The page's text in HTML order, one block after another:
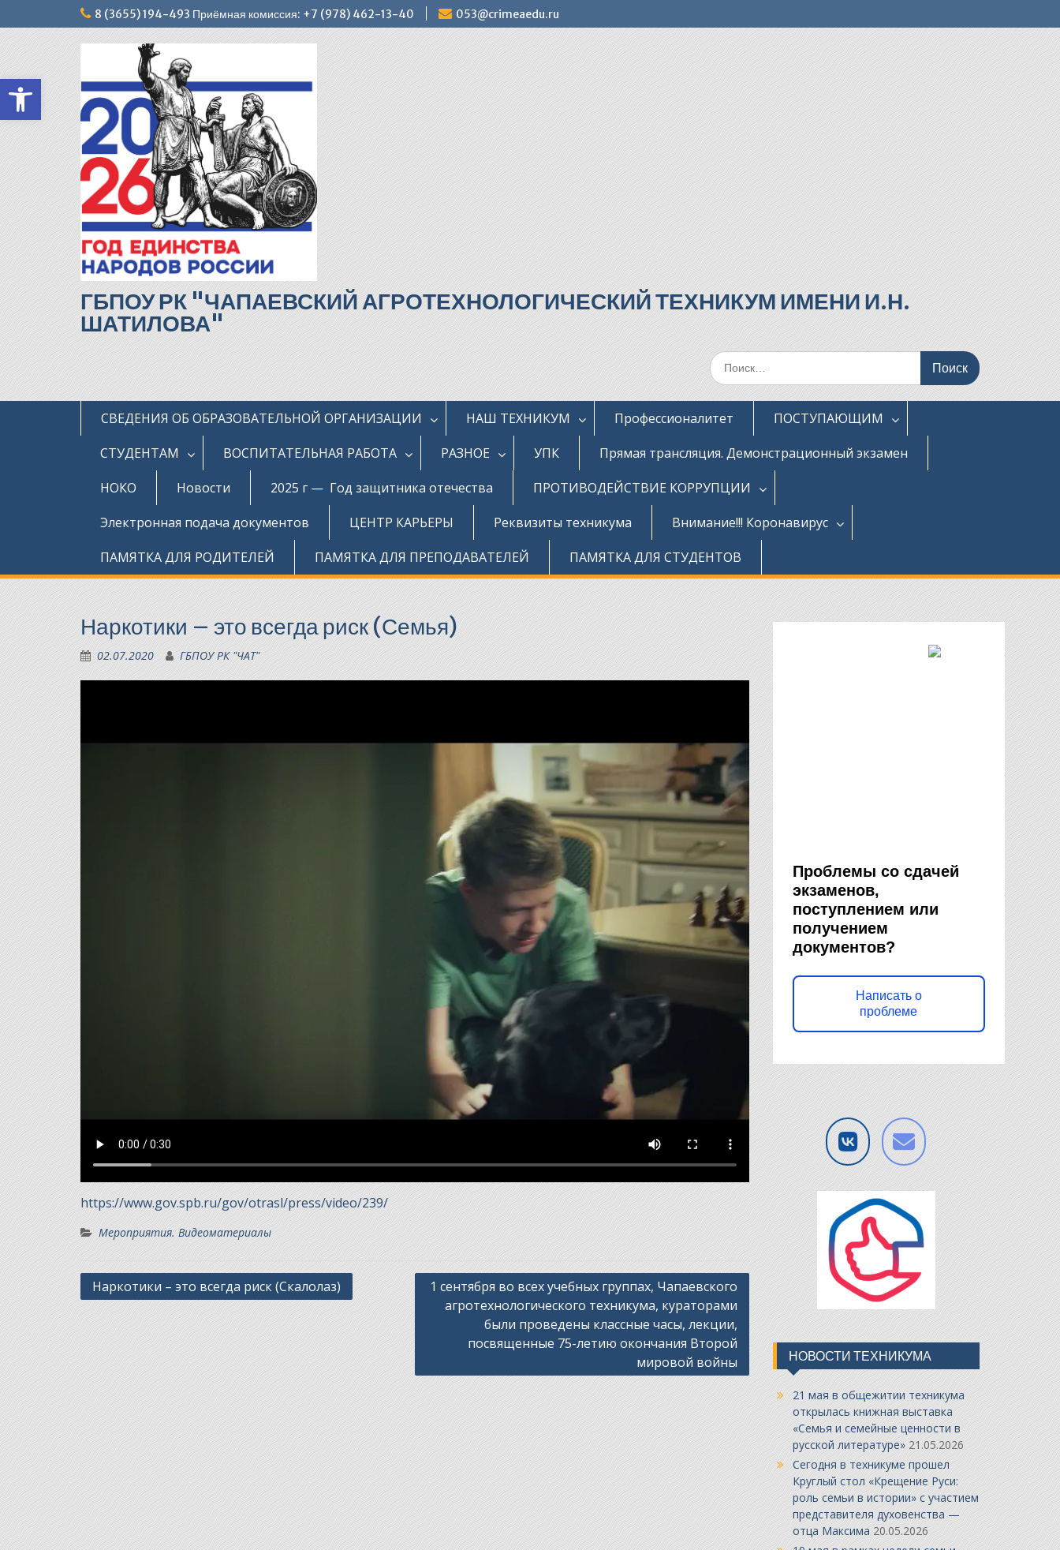
Открыть панель инструментов
к
содержимому
8 (3655) 194-493 Приёмная комиссия: +7 (978) 462-13-40 053@crimeaedu.ru
ГБПОУ РК "ЧАПАЕВСКИЙ АГРОТЕХНОЛОГИЧЕСКИЙ ТЕХНИКУМ ИМЕНИ И.Н.
ШАТИЛОВА"
Поиск
по:
СВЕДЕНИЯ ОБ ОБРАЗОВАТЕЛЬНОЙ ОРГАНИЗАЦИИ НАШ ТЕХНИКУМ Профессионалитет
ПОСТУПАЮЩИМ
СТУДЕНТАМ
ВОСПИТАТЕЛЬНАЯ РАБОТА РАЗНОЕ УПК
Прямая трансляция. Демонстрационный экзамен
НОКО
Новости 2025 г — Год защитника отечества
ПРОТИВОДЕЙСТВИЕ КОРРУПЦИИ
Электронная подача документов
ЦЕНТР КАРЬЕРЫ Реквизиты техникума
Внимание!!! Коронавирус
ПАМЯТКА ДЛЯ РОДИТЕЛЕЙ
ПАМЯТКА ДЛЯ ПРЕПОДАВАТЕЛЕЙ ПАМЯТКА ДЛЯ СТУДЕНТОВ
Наркотики – это всегда риск (Семья)
02.07.2020 ГБПОУ РК "ЧАТ"
https://www.gov.spb.ru/gov/otrasl/press/video/239/
Мероприятия. Видеоматериалы
Навигация
по
записям
Наркотики – это всегда риск (Скалолаз)
1 сентября во всех учебных группах, Чапаевского
агротехнологического техникума, кураторами
были проведены классные часы, лекции,
посвященные 75-летию окончания Второй
мировой войны
Проблемы со сдачей
экзаменов,
поступлением или
получением
документов?
Написать о
проблеме
НОВОСТИ ТЕХНИКУМА
21 мая в общежитии техникума
открылась книжная выставка
«Семья и семейные ценности в
русской литературе» 21.05.2026
Сегодня в техникуме прошел
Круглый стол «Крещение Руси:
роль семьи в истории» с участием
представителя духовенства —
отца Максима 20.05.2026